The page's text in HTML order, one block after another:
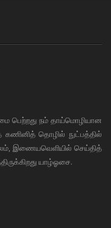
பெற்றது நம் தாய்மொழியான
தொழில் நுட்பத்தில்
இணையவெளியில் செய்தித்
யாழ்ஓசை.